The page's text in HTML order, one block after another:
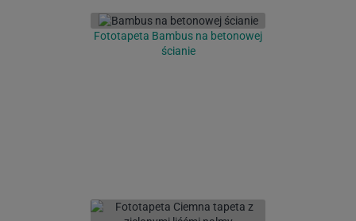
Fototapeta Bambus na betonowej
ścianie